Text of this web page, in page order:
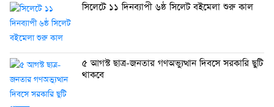
সিলেটে ১১ দিনব্যাপী ৬ষ্ঠ সিলেট বইমেলা শুরু কাল
৫ আগস্ট ছাত্র-জনতার গণঅভ্যুত্থান দিবসে সরকারি ছুটি
থাকবে